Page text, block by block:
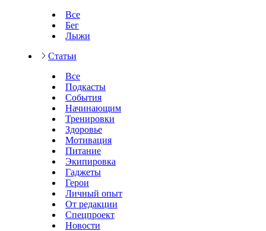
Все
Бег
Лыжи
Статьи
Все
Подкасты
События
Начинающим
Тренировки
Здоровье
Мотивация
Питание
Экипировка
Гаджеты
Герои
Личный опыт
От редакции
Спецпроект
Новости